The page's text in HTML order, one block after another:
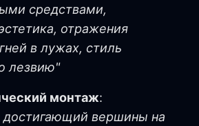
средствами,
отражения
в лужах, стиль
лезвию"
монтаж:
достигающий вершины на